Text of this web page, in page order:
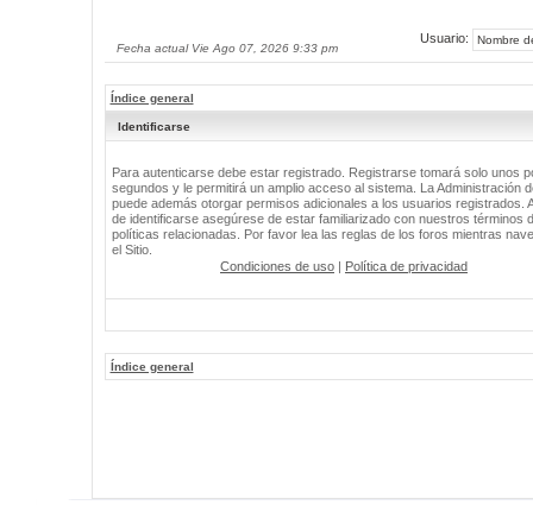
Fecha actual Vie Ago 07, 2026 9:33 pm
Usuario:
Índice general
Identificarse
Para autenticarse debe estar registrado. Registrarse tomará solo unos
segundos y le permitirá un amplio acceso al sistema. La Administración
puede además otorgar permisos adicionales a los usuarios registrados.
de identificarse asegúrese de estar familiarizado con nuestros términos
políticas relacionadas. Por favor lea las reglas de los foros mientras
el Sitio.
Condiciones de uso | Política de privacidad
Índice general